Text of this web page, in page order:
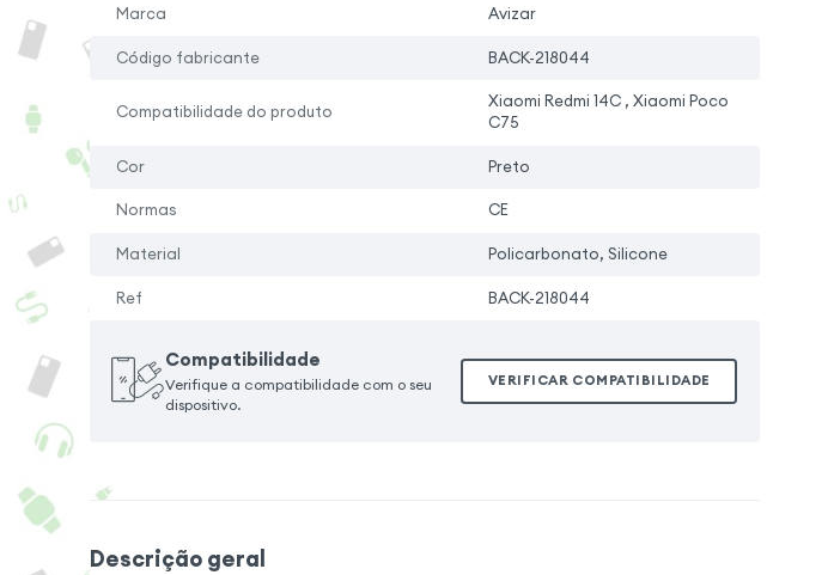
Marca Avizar
Código fabricante BACK-218044
Compatibilidade do produto
Xiaomi Redmi 14C , Xiaomi Poco
C75
Cor Preto
Normas CE
Material Policarbonato, Silicone
Ref BACK-218044
Compatibilidade
Verifique a compatibilidade com o seu
dispositivo.
VERIFICAR COMPATIBILIDADE
Descrição geral